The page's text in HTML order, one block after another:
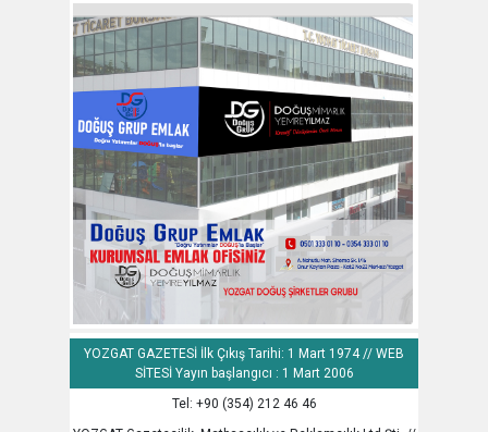
YOZGAT GAZETESİ İlk Çıkış Tarihi: 1 Mart 1974 // WEB
SİTESİ Yayın başlangıcı : 1 Mart 2006
Tel: +90 (354) 212 46 46